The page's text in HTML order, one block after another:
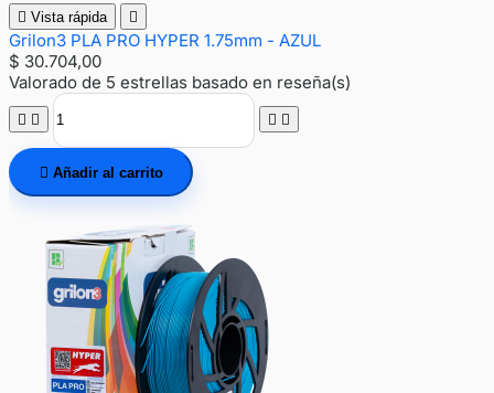
 Vista rápida 
Grilon3 PLA PRO HYPER 1.75mm - AZUL
$ 30.704,00
Valorado de 5 estrellas basado en reseña(s)
   
 Añadir al carrito